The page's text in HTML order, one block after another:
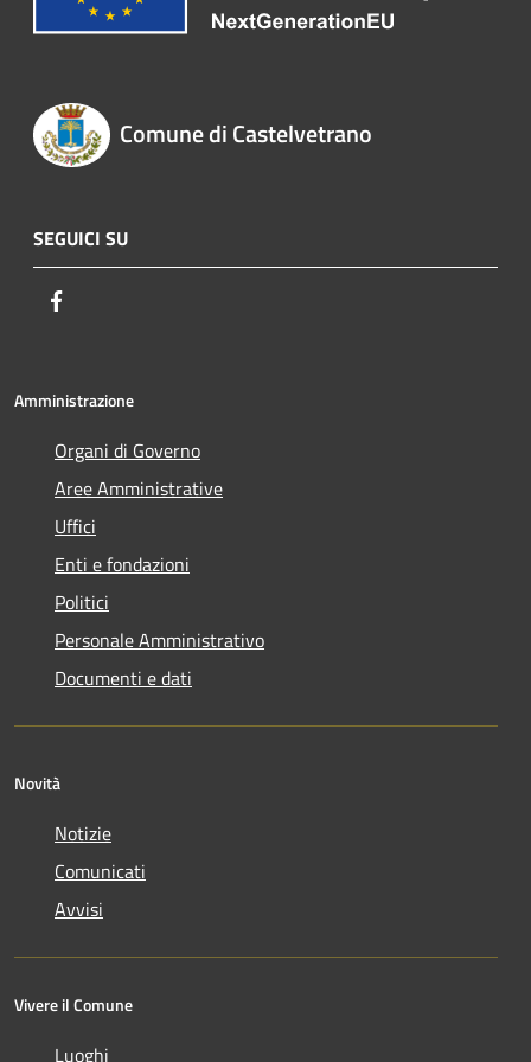
Comune di Castelvetrano
SEGUICI SU
Amministrazione
Organi di Governo
Aree Amministrative
Uffici
Enti e fondazioni
Politici
Personale Amministrativo
Documenti e dati
Novità
Notizie
Comunicati
Avvisi
Vivere il Comune
Luoghi